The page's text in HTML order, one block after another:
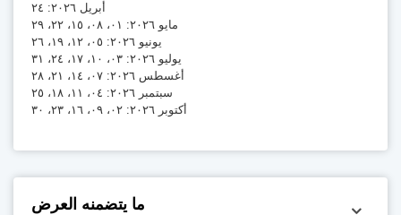
أبريل ٢٠٢٦: ٢٤
مايو ٢٠٢٦: ٠١، ٠٨، ١٥، ٢٢، ٢٩
يونيو ٢٠٢٦: ٠٥، ١٢، ١٩، ٢٦
يوليو ٢٠٢٦: ٠٣، ١٠، ١٧، ٢٤، ٣١
أغسطس ٢٠٢٦: ٠٧، ١٤، ٢١، ٢٨
سبتمبر ٢٠٢٦: ٠٤، ١١، ١٨، ٢٥
أكتوبر ٢٠٢٦: ٠٢، ٠٩، ١٦، ٢٣، ٣٠
ما يتضمنه العرض